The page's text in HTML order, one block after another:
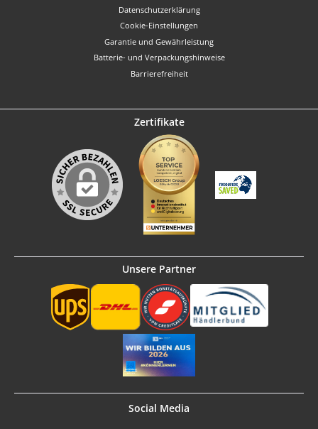
Datenschutzerklärung
Cookie-Einstellungen
Garantie und Gewährleistung
Batterie- und Verpackungshinweise
Barrierefreiheit
Zertifikate
Unsere Partner
Social Media